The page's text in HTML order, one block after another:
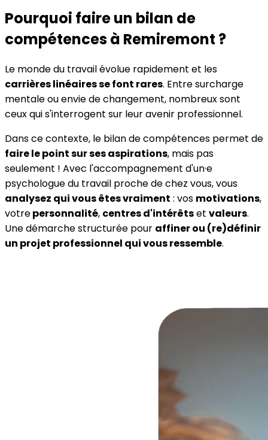
Pourquoi faire un bilan de
compétencesà Remiremont ?
Le monde du travail évolue rapidement et les
carrières linéaires se font rares. Entre surcharge
mentale ou envie de changement, nombreux sont
ceux qui s'interrogent sur leur avenir professionnel.
Dans ce contexte, le bilan de compétences permet de
faire le point sur ses aspirations, mais pas
seulement ! Avec l'accompagnement d'un·e
psychologue du travail proche de chez vous, vous
analysez qui vous êtes vraiment : vos motivations,
votrepersonnalité, centres d'intérêtset valeurs.
Une démarche structurée pour affiner ou (re)définir
un projet professionnel qui vous ressemble.